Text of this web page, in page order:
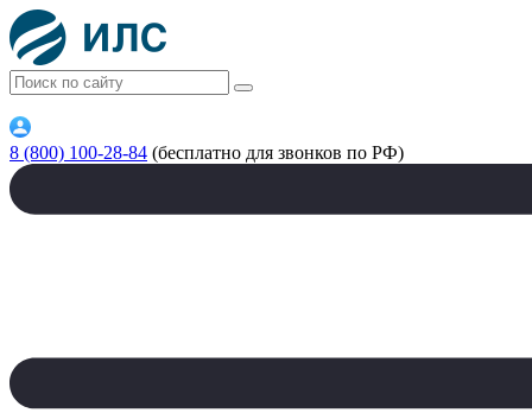
8 (800) 100-28-84 (бесплатно для звонков по РФ)